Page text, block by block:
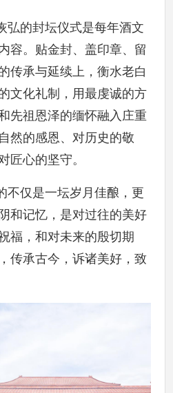
弘的封坛仪式是每年酒文
容。贴金封、盖印章、留
传承与延续上，衡水老白
文化礼制，用最虔诚的方
先祖恩泽的缅怀融入庄重
然的感恩、对历史的敬
匠心的坚守。
不仅是一坛岁月佳酿，更
和记忆，是对过往的美好
福，和对未来的殷切期
传承古今，诉诸美好，致